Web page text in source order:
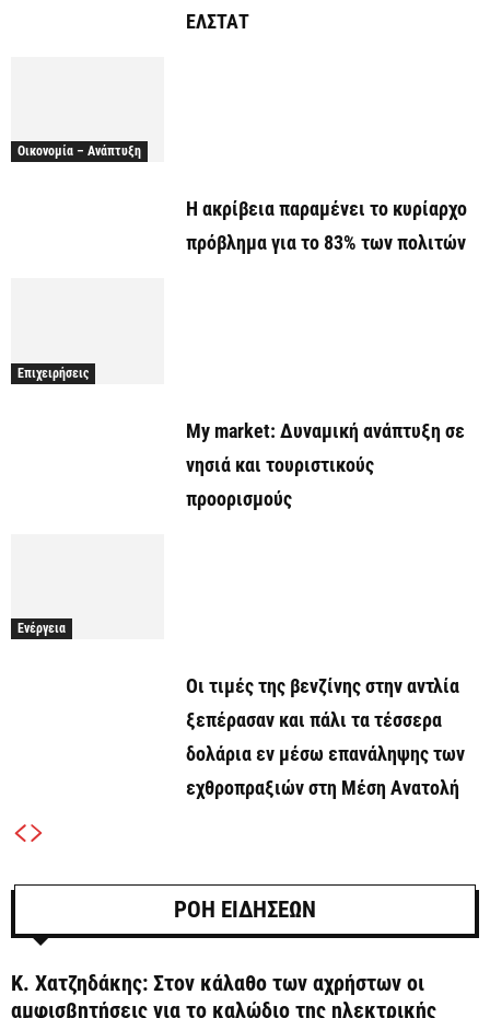
ΕΛΣΤΑΤ
Οικονομία – Ανάπτυξη
Η ακρίβεια παραμένει το κυρίαρχο
πρόβλημα για το 83% των πολιτών
Επιχειρήσεις
My market: Δυναμική ανάπτυξη σε
νησιά και τουριστικούς
προορισμούς
Ενέργεια
Οι τιμές της βενζίνης στην αντλία
ξεπέρασαν και πάλι τα τέσσερα
δολάρια εν μέσω επανάληψης των
εχθροπραξιών στη Μέση Ανατολή
ΡΟΗ ΕΙΔΗΣΕΩΝ
Κ. Χατζηδάκης: Στον κάλαθο των αχρήστων οι
αμφισβητήσεις για το καλώδιο της ηλεκτρικής